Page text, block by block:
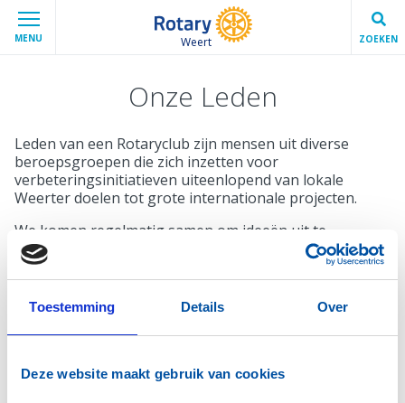
Toestemming Details Over
Deze website maakt gebruik van cookies
MENU Weert ZOEKEN
Onze Leden
Leden van een Rotaryclub zijn mensen uit diverse
beroepsgroepen die zich inzetten voor
verbeteringsinitiatieven uiteenlopend van lokale
Weerter doelen tot grote internationale projecten.
We komen regelmatig samen om ideeën uit te
wisselen, te netwerken en projecten op te zetten die
bijdragen aan de lokale gemeenschap of aan
wereldwijde initiatievenojecten. We are people of
action!
Rotaryleden streven ernaar om met integriteit en
de Rotary-waarden van vriendschap, service en